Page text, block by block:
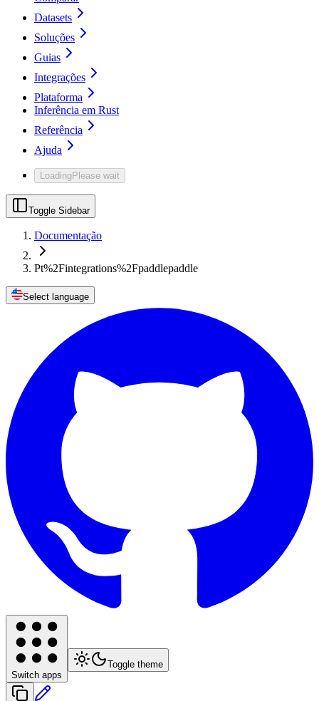
Datasets
Soluções
Guias
Integrações
Plataforma
Inferência em Rust
Referência
Ajuda
LoadingPlease wait
Toggle Sidebar
Documentação
Pt%2Fintegrations%2Fpaddlepaddle
Select language
Switch apps
Toggle theme